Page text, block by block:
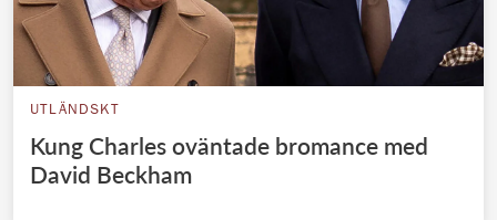
UTLÄNDSKT
Kung Charles oväntade bromance med
David Beckham